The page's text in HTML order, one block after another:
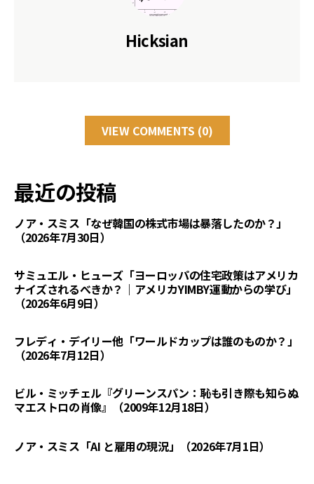
Hicksian
VIEW COMMENTS (0)
最近の投稿
ノア・スミス「なぜ韓国の株式市場は暴落したのか？」
（2026年7月30日）
サミュエル・ヒューズ「ヨーロッパの住宅政策はアメリカ
ナイズされるべきか？｜アメリカYIMBY運動からの学び」
（2026年6月9日）
フレディ・デイリー他「ワールドカップは誰のものか？」
（2026年7月12日）
ビル・ミッチェル『グリーンスパン：恥も引き際も知らぬ
マエストロの肖像』（2009年12月18日）
ノア・スミス「AI と雇用の現況」（2026年7月1日）